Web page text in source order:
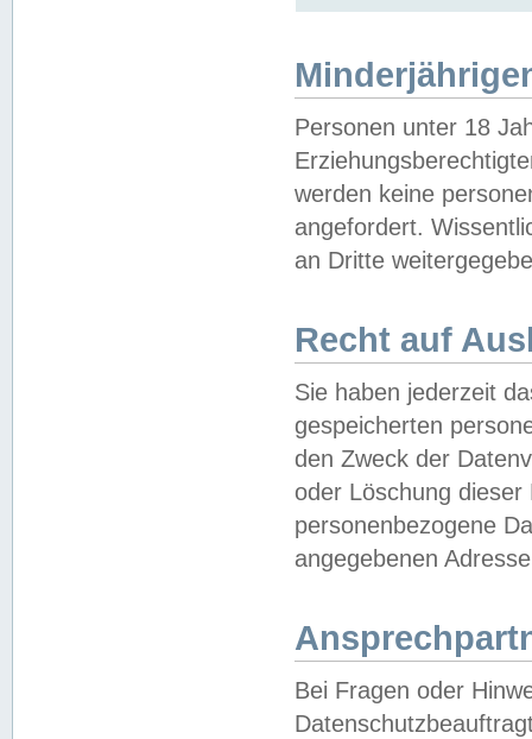
Personen unter 18
werden keine
angefordert.
an Dritte
Recht auf
Sie haben jederzeit
gespeicherten
den Zweck der
oder Löschung
personenbezogene
angegebenen
Bei Fragen oder